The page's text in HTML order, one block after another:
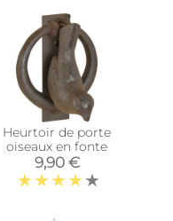
Heurtoir de porte
oiseaux en fonte
9,90 €